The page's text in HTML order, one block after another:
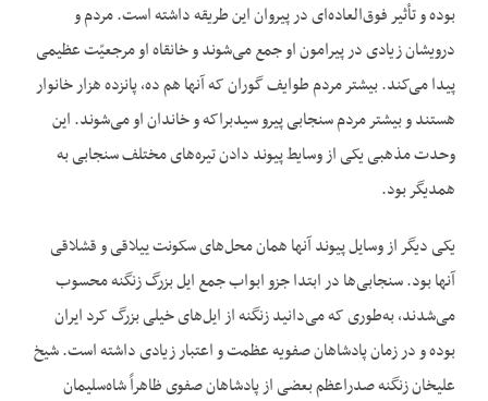
بوده و تأثیر فوق‌العاده‌‌ای در پیروان این طریقه داشته است. مردم و
درویشان زیادی در پیرامون او جمع می‌‌شوند و خانقاه او مرجعیّت عظیمی
پیدا می‌‌کند. بیشتر مردم طوایف گوران که آنها هم ده، پانزده هزار خانوار
هستند و بیشتر مردم سنجابی پیرو سیدبراکه و خاندان او می‌‌شوند. این
وحدت مذهبی یکی از وسایط پیوند دادن تیره‌‌های مختلف سنجابی به
همدیگر بود.
یکی دیگر از وسایل پیوند آنها همان محل‌‌های سکونت ییلاقی و قشلاقی
آنها بود. سنجابی‌‌ها در ابتدا جزو ابواب جمع ایل بزرگ زنگنه محسوب
می‌‌شدند، به‌‌طوری که می‌‌دانید زنگنه از ایل‌‌های خیلی بزرگ کرد ایران
بوده و در زمان پادشاهان صفویه عظمت و اعتبار زیادی داشته است. شیخ
علیخان زنگنه صدراعظم بعضی از پادشاهان صفوی ظاهراً شاه‌‌سلیمان